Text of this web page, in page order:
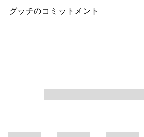
グッチのコミットメント